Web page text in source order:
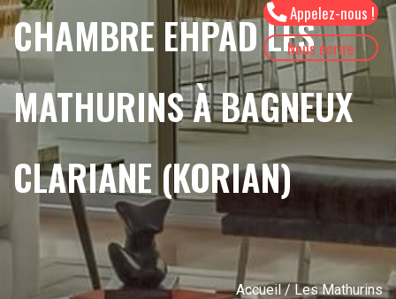
Appelez-nous !
Nous écrire
CHAMBRE EHPAD LES
MATHURINS À BAGNEUX
CLARIANE (KORIAN)
Accueil/ Les Mathurins